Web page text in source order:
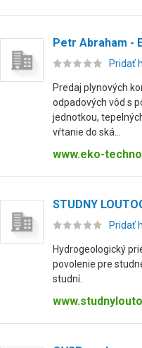
Petr Abraham -
Pridať
Predaj plynových
odpadových vôd s
jednotkou,
vŕtanie do ská...
www.eko-
STUDNY
Pridať
Hydrogeologický
povolenie pre
studní.